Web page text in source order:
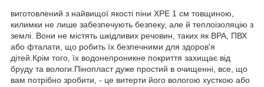
виготовлений з найвищої якості піни XPE 1 см товщиною,
килимки не лише забезпечують безпеку, але й теплоізоляцію з
землі. Вони не містять шкідливих речовин, таких як BPA, ПВХ
або фталати, що робить їх безпечними для здоров'я
дітей.Крім того, їх водонепроникне покриття захищає від
бруду та вологи.Пінопласт дуже простий в очищенні, все, що
вам потрібно зробити, - це витерти його вологою хусткою або